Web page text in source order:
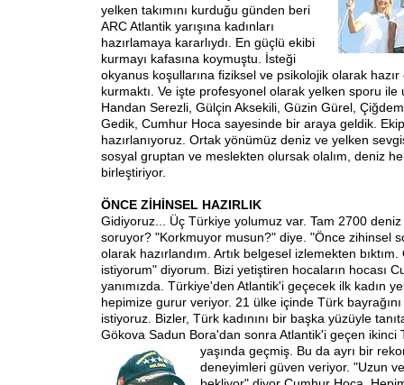
yelken takımını kurduğu günden beri
ARC Atlantik yarışına kadınları
hazırlamaya kararlıydı. En güçlü ekibi
kurmayı kafasına koymuştu. İsteği
okyanus koşullarına fiziksel ve psikolojik olarak
kurmaktı. Ve işte profesyonel olarak yelken sporu ile
Handan Serezli, Gülçin Aksekili, Güzin Gürel,
Gedik, Cumhur Hoca sayesinde bir araya geldik.
hazırlanıyoruz. Ortak yönümüz deniz ve yelken
sosyal gruptan ve meslekten olursak olalım, deniz
birleştiriyor.
ÖNCE ZİHİNSEL HAZIRLIK
Gidiyoruz... Üç Türkiye yolumuz var. Tam 2700
soruyor? "Korkmuyor musun?" diye. "Önce zihinsel
olarak hazırlandım. Artık belgesel izlemekten
istiyorum" diyorum. Bizi yetiştiren hocaların hocası
yanımızda. Türkiye'den Atlantik'i geçecek ilk kadın
hepimize gurur veriyor. 21 ülke içinde Türk
istiyoruz. Bizler, Türk kadınını bir başka yüzüyle
Gökova Sadun Bora'dan sonra Atlantik'i geçen ikinci
yaşında geçmiş. Bu da ayrı bir
deneyimleri güven veriyor. "Uzun